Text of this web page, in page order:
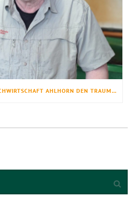
33 JAHRE IN DER TEICHWIRTSCHAFT AHLHORN DEN TRAUMBERUF GELEBT